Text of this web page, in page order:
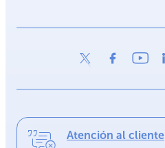
Atención al cliente